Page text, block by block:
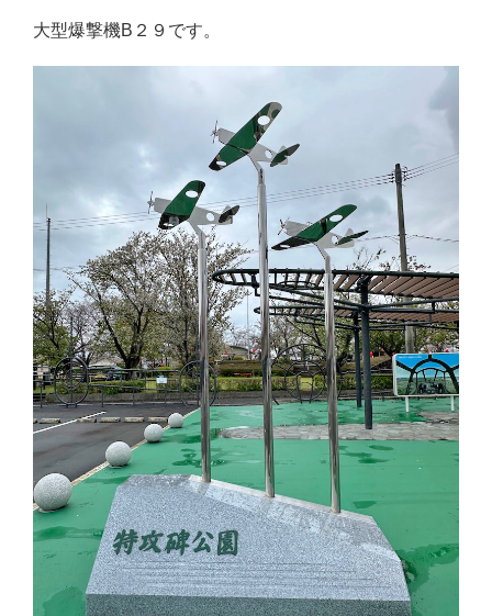
大型爆撃機B２９です。